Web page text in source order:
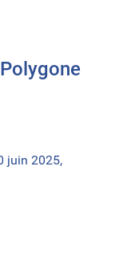
juin 2025,